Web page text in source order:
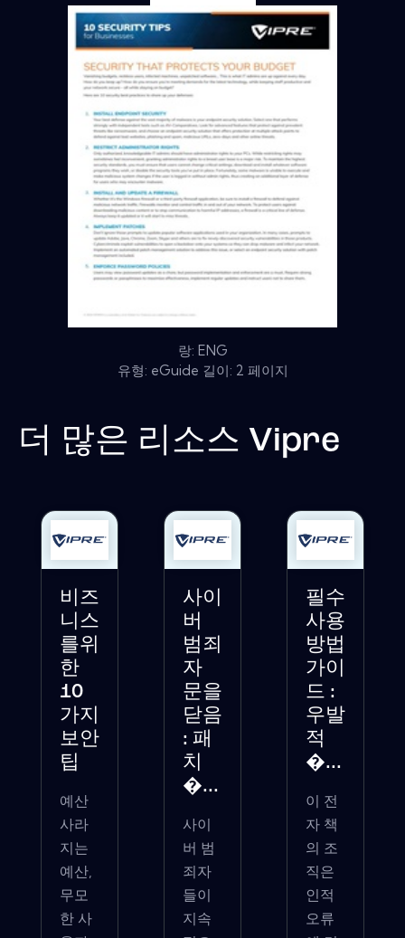
랑: ENG
유형: eGuide 길이: 2 페이지
더 많은 리소스 Vipre
비즈
니스
를위
한
10
가지
보안
팁
예산
사라
지는
예산,
무모
한 사
사이
버
범죄
자
문을
닫음
: 패
치
�...
사이
버 범
죄자
들이
지속
필수
사용
방법
가이
드 :
우발
적
�...
이 전
자 책
의 조
직은
인적
오류